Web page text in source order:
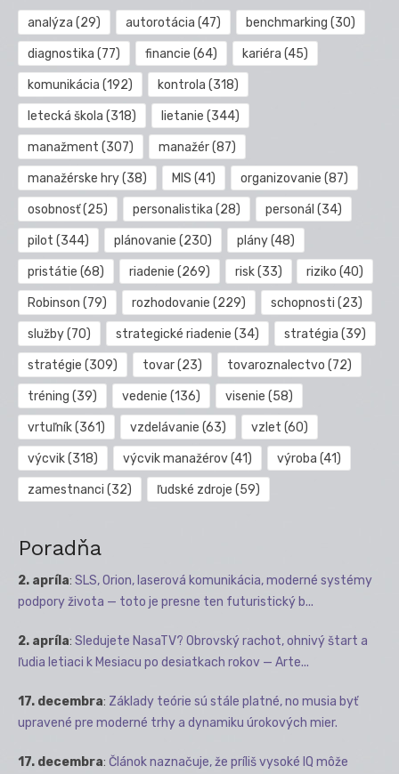
analýza (29) autorotácia (47) benchmarking (30)
diagnostika (77) financie (64) kariéra (45)
komunikácia (192) kontrola (318)
letecká škola (318) lietanie (344)
manažment (307) manažér(87)
manažérske hry(38) MIS (41) organizovanie (87)
osobnosť(25) personalistika (28) personál (34)
pilot (344) plánovanie (230) plány(48)
pristátie (68) riadenie (269) risk(33) riziko (40)
Robinson (79) rozhodovanie (229) schopnosti (23)
služby(70) strategické riadenie (34) stratégia (39)
stratégie (309) tovar(23) tovaroznalectvo (72)
tréning (39) vedenie (136) visenie (58)
vrtuľník(361) vzdelávanie (63) vzlet (60)
výcvik(318) výcvik manažérov(41) výroba (41)
zamestnanci (32) ľudské zdroje (59)
Poradňa
2. apríla: SLS, Orion, laserová komunikácia, moderné systémy
podpory života — toto je presne ten futuristický b...
2. apríla: Sledujete NasaTV? Obrovský rachot, ohnivý štart a
ľudia letiaci k Mesiacu po desiatkach rokov — Arte...
17. decembra: Základy teórie sú stále platné, no musia byť
upravené pre moderné trhy a dynamiku úrokových mier.
17. decembra: Článok naznačuje, že príliš vysoké IQ môže